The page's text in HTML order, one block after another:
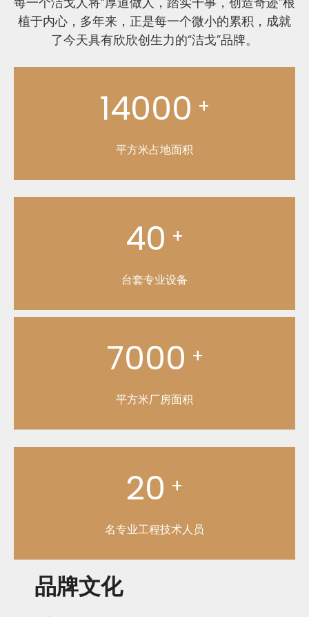
植于内心，多年来，正是每一个微小的累积，成就
了今天具有欣欣创生力的“洁戈”品牌。
14000 +
平方米占地面积
40 +
台套专业设备
7000 +
平方米厂房面积
20 +
名专业工程技术人员
品牌文化